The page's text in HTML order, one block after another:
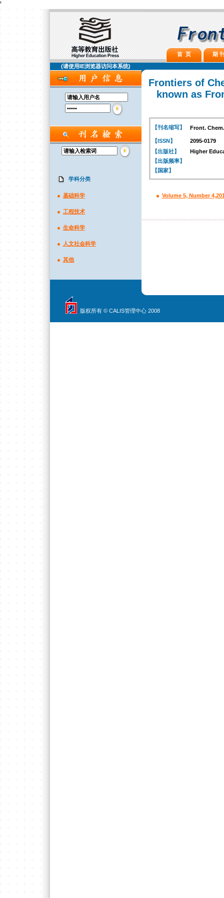
'
首 页 期
(请使用IE浏览器访问本系统)
学科分类
基础科学
工程技术
生命科学
人文社会科学
其他
Frontiers of
known as
【刊名缩写】 Front.
【ISSN】
2095-0179
【出版社】
Higher
【出版频率】
【国家】
Volume 5, Number
版权所有 © CALIS管理中心 2008